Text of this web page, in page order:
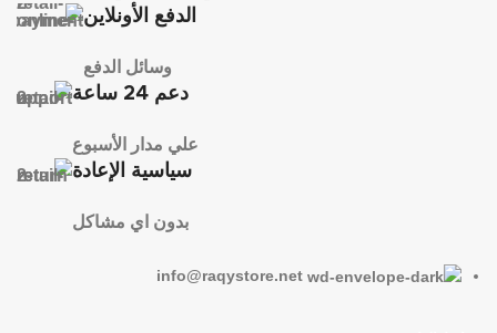
الدفع الأونلاين
وسائل الدفع
دعم 24 ساعة
علي مدار الأسبوع
سياسية الإعادة
بدون اي مشاكل
info@raqystore.net